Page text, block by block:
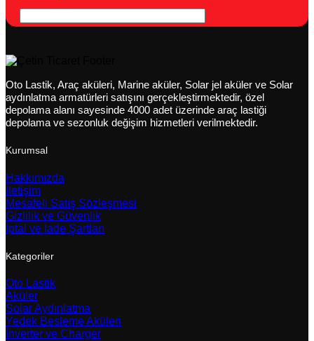
Oto Lastik, Araç aküleri, Marine aküler, Solar jel aküler ve Solar
aydınlatma armatürleri satışını gerçekleştirmektedir, özel
depolama alanı sayesinde 4000 adet üzerinde araç lastiği
depolama ve sezonluk değişim hizmetleri verilmektedir.
Kurumsal
Hakkımızda
İletişim
Mesafeli Satış Sözleşmesi
Gizlilik ve Güvenlik
İptal ve İade Şartları
Kategoriler
Oto Lastik
Aküler
Solar Aydınlatma
Yedek Besleme Aküleri
İnverter ve Charger